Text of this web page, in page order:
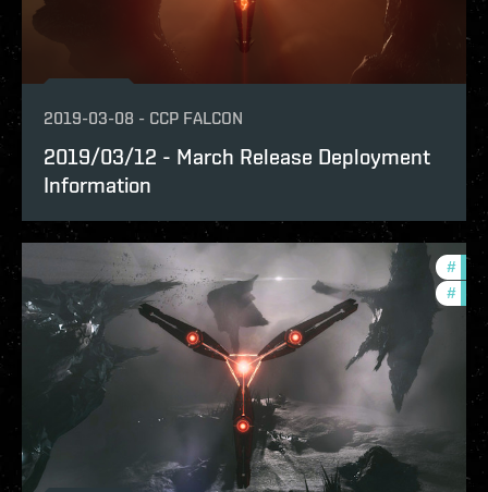
2019-03-08 - CCP FALCON
2019/03/12 - March Release Deployment
Information
#
#